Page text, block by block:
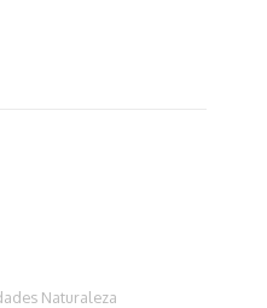
Naturaleza